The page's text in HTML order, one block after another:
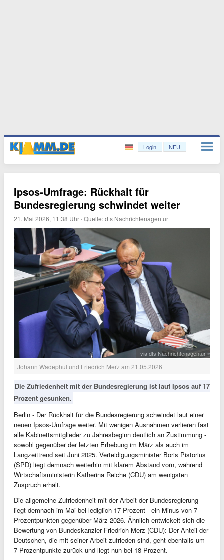
Login NEU
Ipsos-Umfrage: Rückhalt für
Bundesregierung schwindet weiter
21. Mai 2026, 11:38 Uhr ·Quelle:dts Nachrichtenagentur
via dts Nachrichtenagentur
Johann Wadephul und Friedrich Merz am 21.05.2026
Die Zufriedenheit mit der Bundesregierung ist laut Ipsos auf 17
Prozent gesunken.
Berlin - Der Rückhalt für die Bundesregierung schwindet laut einer
neuen Ipsos-Umfrage weiter. Mit wenigen Ausnahmen verlieren fast
alle Kabinettsmitglieder zu Jahresbeginn deutlich an Zustimmung -
sowohl gegenüber der letzten Erhebung im März als auch im
Langzeittrend seit Juni 2025. Verteidigungsminister Boris Pistorius
(SPD) liegt demnach weiterhin mit klarem Abstand vorn, während
Wirtschaftsministerin Katherina Reiche (CDU) am wenigsten
Zuspruch erhält.
Die allgemeine Zufriedenheit mit der Arbeit der Bundesregierung
liegt demnach im Mai bei lediglich 17 Prozent - ein Minus von 7
Prozentpunkten gegenüber März 2026. Ähnlich entwickelt sich die
Bewertung von Bundeskanzler Friedrich Merz (CDU): Der Anteil der
Deutschen, die mit seiner Arbeit zufrieden sind, geht ebenfalls um
7 Prozentpunkte zurück und liegt nun bei 18 Prozent.